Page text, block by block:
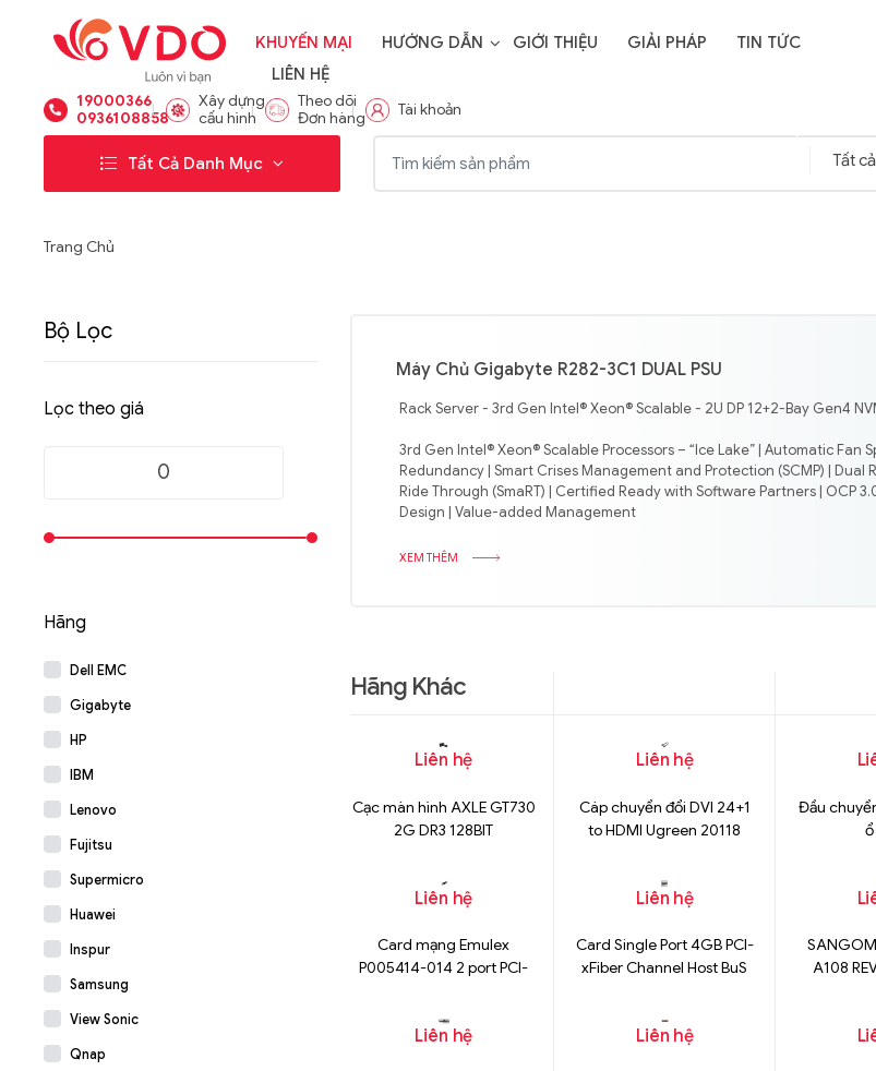
KHUYẾN MẠI HƯỚNG DẪN GIỚI THIỆU GIẢI PHÁP
TIN TỨC
LIÊN HỆ
19000366
0936108858
Xây dựng
cấu hình
Theo dõi
Đơn hàng
Tài khoản
Tất Cả Danh Mục
Trang Chủ
Máy Chủ Gigabyte R282-3C1 DUAL PSU
Rack Server - 3rd Gen Intel® Xeon® Scalable - 2U DP 12+2-Bay Gen4
3rd Gen Intel® Xeon® Scalable Processors – “Ice Lake” | Automatic Fan
Redundancy | Smart Crises Management and Protection (SCMP) | Dual
Ride Through (SmaRT) | Certified Ready with Software Partners | OCP
Design | Value-added Management
XEM THÊM
Hãng Khác
Liên hệ
Cạc màn hình AXLE GT730
2G DR3 128BIT
Liên hệ
Cáp chuyển đổi DVI 24+1
to HDMI Ugreen 20118
Đầu
Liên hệ
Card mạng Emulex
P005414-014 2 port PCI-
Liên hệ
Card Single Port 4GB PCI-
xFiber Channel Host BuS
A108
Liên hệ Liên hệ
Bộ Lọc
Lọc theo giá
Hãng
Dell EMC
Gigabyte
HP
IBM
Lenovo
Fujitsu
Supermicro
Huawei
Inspur
Samsung
View Sonic
Qnap